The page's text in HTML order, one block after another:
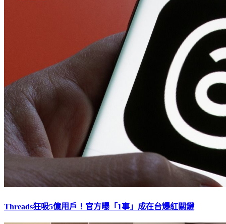
Threads狂吸5億用戶！官方曝「1事」成在台爆紅關鍵